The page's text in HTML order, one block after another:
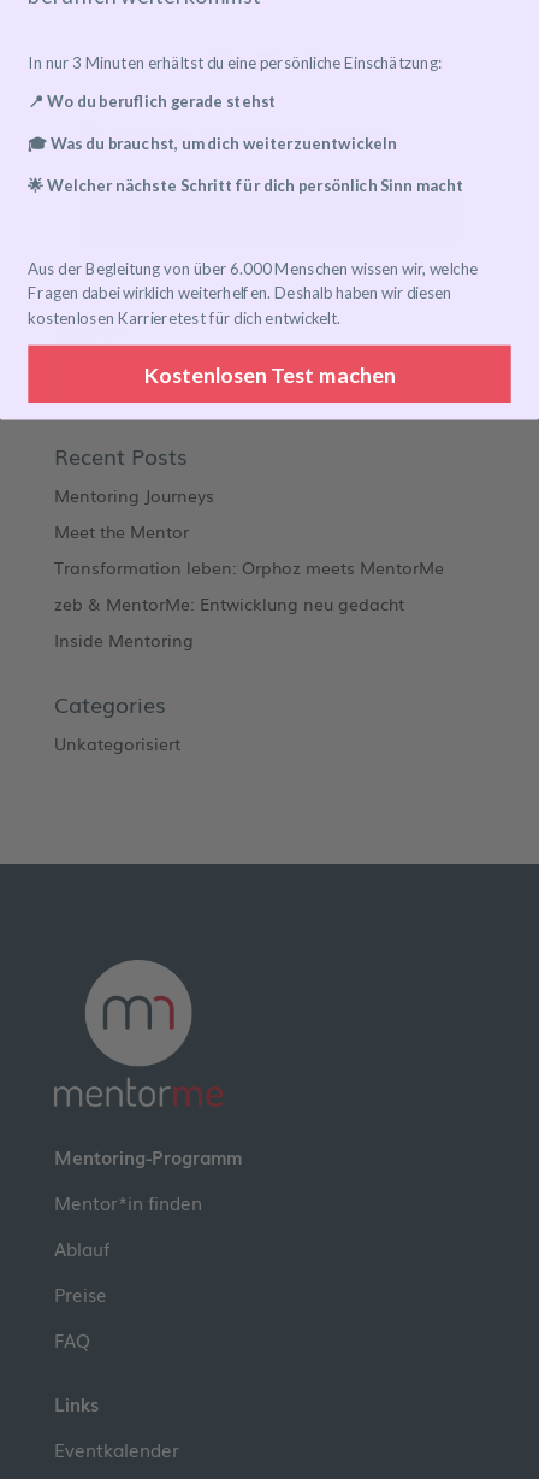
Details zu Online-Events
Search
Recent Posts
Mentoring Journeys
Meet the Mentor
Transformation leben: Orphoz meets MentorMe
zeb & MentorMe: Entwicklung neu gedacht
Inside Mentoring
Categories
Unkategorisiert
Mentoring-Programm
Mentor*in finden
Ablauf
Preise
FAQ
Links
Eventkalender
In nur 3 Minuten erhältst du eine persönliche Einschätzung:
📍 Wo du beruflich gerade stehst
🎓 Was du brauchst, um dich weiterzuentwickeln
🌟 Welcher nächste Schritt für dich persönlich Sinn macht
Aus der Begleitung von über 6.000 Menschen wissen wir, welche
Fragen dabei wirklich weiterhelfen. Deshalb haben wir diesen
kostenlosen Karrieretest für dich entwickelt.
Kostenlosen Test machen